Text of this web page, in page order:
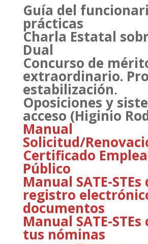
Guía del
prácticas
Charla Estatal
Dual
Concurso de
extraordinario.
estabilización.
Oposiciones y
acceso (Higinio
Manual
Solicitud/
Certificado
Público
Manual SATE-STEs
registro
documentos
Manual SATE-
tus nóminas